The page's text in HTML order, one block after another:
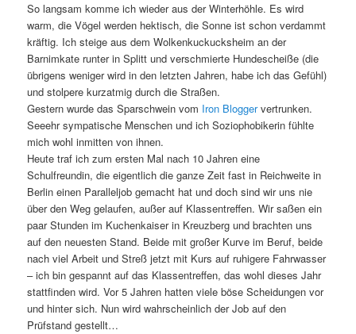
So langsam komme ich wieder aus der Winterhöhle. Es wird
warm, die Vögel werden hektisch, die Sonne ist schon verdammt
kräftig. Ich steige aus dem Wolkenkuckucksheim an der
Barnimkate runter in Splitt und verschmierte Hundescheiße (die
übrigens weniger wird in den letzten Jahren, habe ich das Gefühl)
und stolpere kurzatmig durch die Straßen.
Gestern wurde das Sparschwein vom Iron Bloggervertrunken.
Seeehr sympatische Menschen und ich Soziophobikerin fühlte
mich wohl inmitten von ihnen.
Heute traf ich zum ersten Mal nach 10 Jahren eine
Schulfreundin, die eigentlich die ganze Zeit fast in Reichweite in
Berlin einen Paralleljob gemacht hat und doch sind wir uns nie
über den Weg gelaufen, außer auf Klassentreffen. Wir saßen ein
paar Stunden im Kuchenkaiser in Kreuzberg und brachten uns
auf den neuesten Stand. Beide mit großer Kurve im Beruf, beide
nach viel Arbeit und Streß jetzt mit Kurs auf ruhigere Fahrwasser
– ich bin gespannt auf das Klassentreffen, das wohl dieses Jahr
stattfinden wird. Vor 5 Jahren hatten viele böse Scheidungen vor
und hinter sich. Nun wird wahrscheinlich der Job auf den
Prüfstand gestellt…